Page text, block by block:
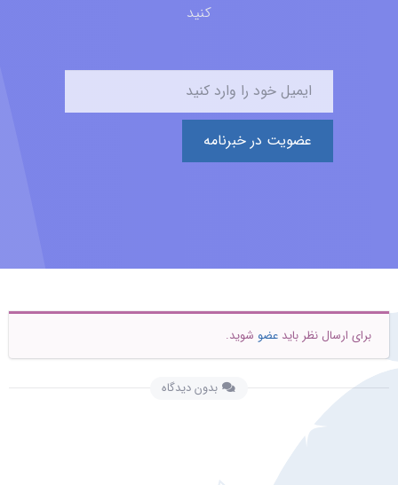
کنید
عضویت در خبرنامه
برای ارسال نظر باید عضو شوید.
بدون دیدگاه